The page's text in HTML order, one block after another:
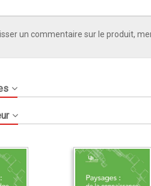
un commentaire sur le produit,